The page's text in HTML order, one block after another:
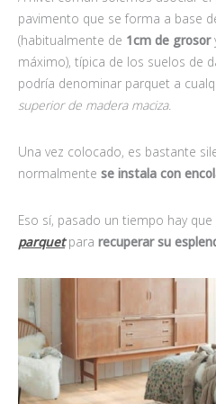
pavimento que se forma a base
(habitualmente de 1cm de grosor
máximo), típica de los suelos de
podría denominar parquet a
superior de madera maciza.
Una vez colocado, es bastante
normalmente se instala con
Eso sí, pasado un tiempo hay que
parquetpara recuperar su